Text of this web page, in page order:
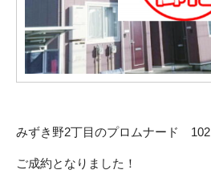
みずき野2丁目のプロムナード 102
ご成約となりました！